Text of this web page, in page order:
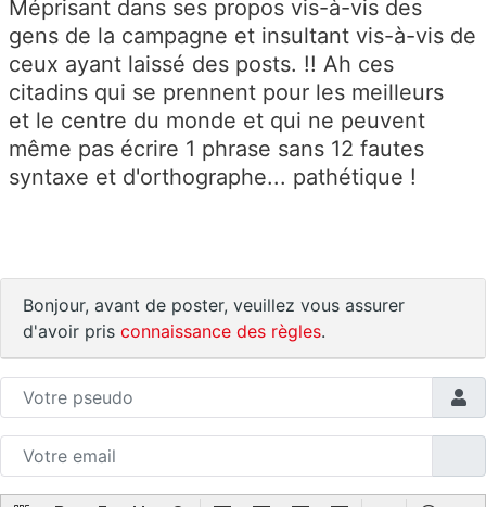
Méprisant dans ses propos vis-à-vis des
gens de la campagne et insultant vis-à-vis de
ceux ayant laissé des posts. !! Ah ces
citadins qui se prennent pour les meilleurs
et le centre du monde et qui ne peuvent
même pas écrire 1 phrase sans 12 fautes
syntaxe et d'orthographe... pathétique !
Bonjour, avant de poster, veuillez vous assurer
d'avoir pris connaissance des règles.